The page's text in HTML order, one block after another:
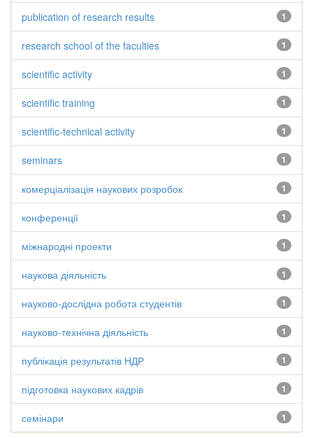
1
publication of research results
1
research school of the faculties
1
scientific activity
1
scientific training
1
scientific-technical activity
1
seminars
1
комерціалізація наукових розробок
1
конференції
1
міжнародні проекти
1
наукова діяльність
1
науково-дослідна робота студентів
1
науково-технічна діяльність
1
публікація результатів НДР
1
підготовка наукових кадрів
1
семінари